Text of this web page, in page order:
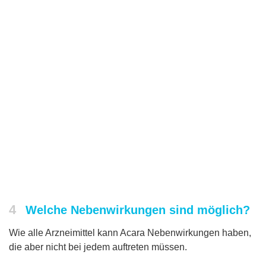
4 Welche Nebenwirkungen sind möglich?
Wie alle Arzneimittel kann Acara Nebenwirkungen haben,
die aber nicht bei jedem auftreten müssen.